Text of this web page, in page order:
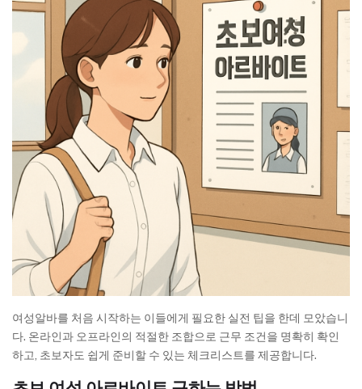
여성알바를 처음 시작하는 이들에게 필요한 실전 팁을 한데 모았습니
다. 온라인과 오프라인의 적절한 조합으로 근무 조건을 명확히 확인
하고, 초보자도 쉽게 준비할 수 있는 체크리스트를 제공합니다.